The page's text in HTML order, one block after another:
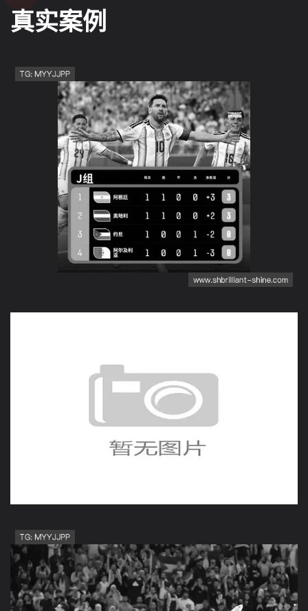
真实案例
世界杯J组晋级球队解析：
阿根廷、奥地利、阿尔及
利亚全部出线
美国D组收官回顾：轮换阵
容末轮遭土耳其绝杀